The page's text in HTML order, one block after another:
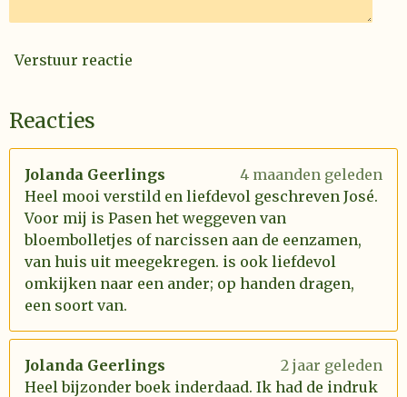
Verstuur reactie
Reacties
Jolanda Geerlings
4 maanden geleden
Heel mooi verstild en liefdevol geschreven José.
Voor mij is Pasen het weggeven van
bloembolletjes of narcissen aan de eenzamen,
van huis uit meegekregen. is ook liefdevol
omkijken naar een ander; op handen dragen,
een soort van.
Jolanda Geerlings
2 jaar geleden
Heel bijzonder boek inderdaad. Ik had de indruk